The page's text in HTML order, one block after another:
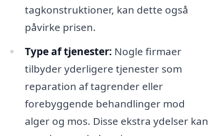
tagkonstruktioner, kan dette også
påvirke prisen.
Type af tjenester: Nogle firmaer
tilbyder yderligere tjenester som
reparation af tagrender eller
forebyggende behandlinger mod
alger og mos. Disse ekstra ydelser kan